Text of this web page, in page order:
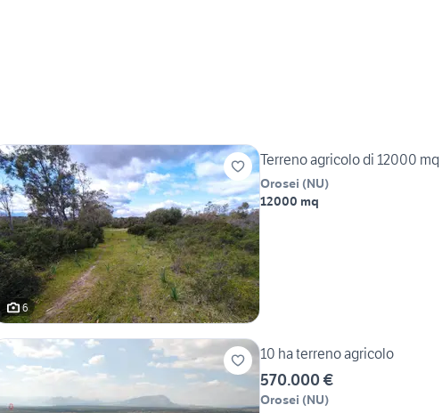
6
Terreno agricolo di 12000
Orosei (NU)
12000 mq
10 ha terreno agricolo
570.000 €
Orosei (NU)